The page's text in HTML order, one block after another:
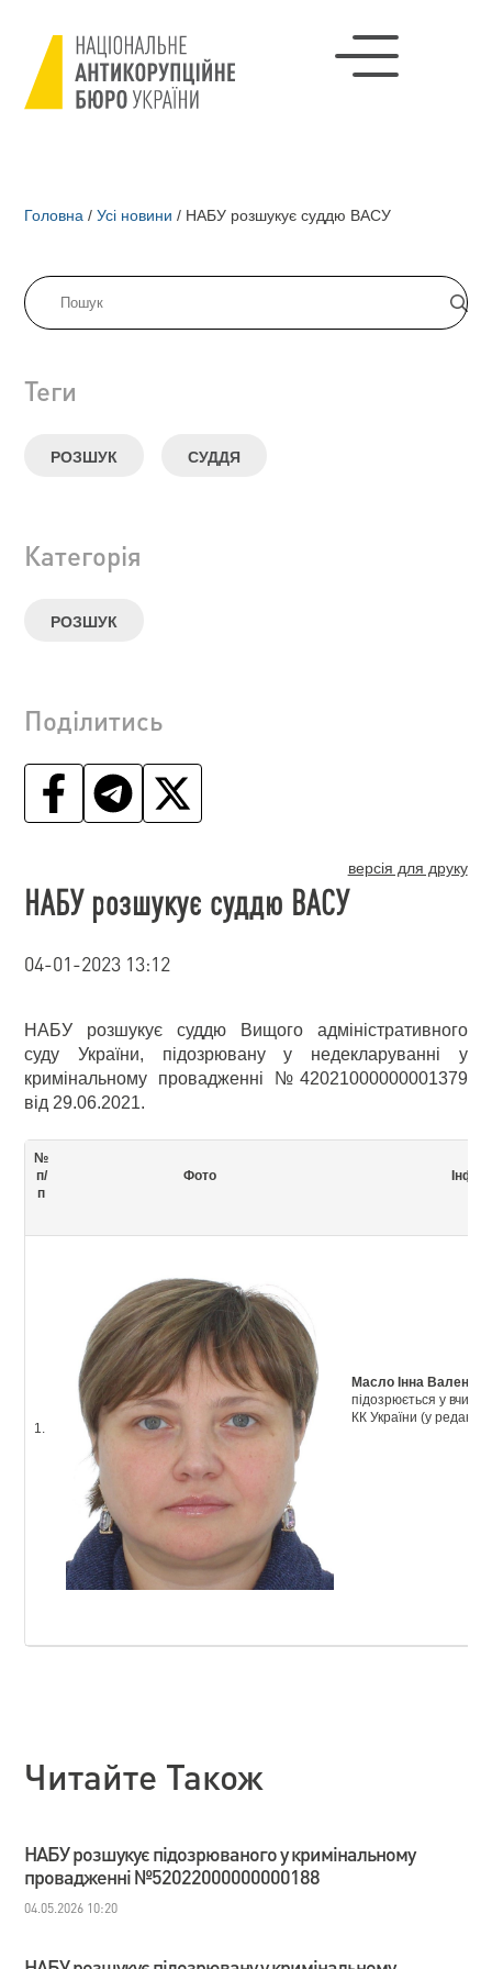
Головна / Усі новини / НАБУ розшукує суддю ВАСУ
Теги
РОЗШУК СУДДЯ
Категорія
РОЗШУК
Поділитись
версія для друку
НАБУ розшукує суддю ВАСУ
04-01-2023 13:12
НАБУ розшукує суддю Вищого адміністративного
суду України, підозрювану у недекларуванні у
кримінальному провадженні №42021000000001379
від 29.06.2021.
№
п/
п
Фото
1.
Масло Інна
підозрюється у
КК України (у
Читайте Також
НАБУ розшукує підозрюваного у кримінальному
провадженні №52022000000000188
04.05.2026 10:20